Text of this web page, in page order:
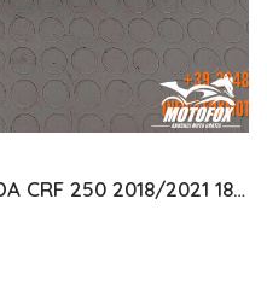
TERMINALE SCARICO HONDA CRF 250 2018/2021 18300K95D60 DESTRO